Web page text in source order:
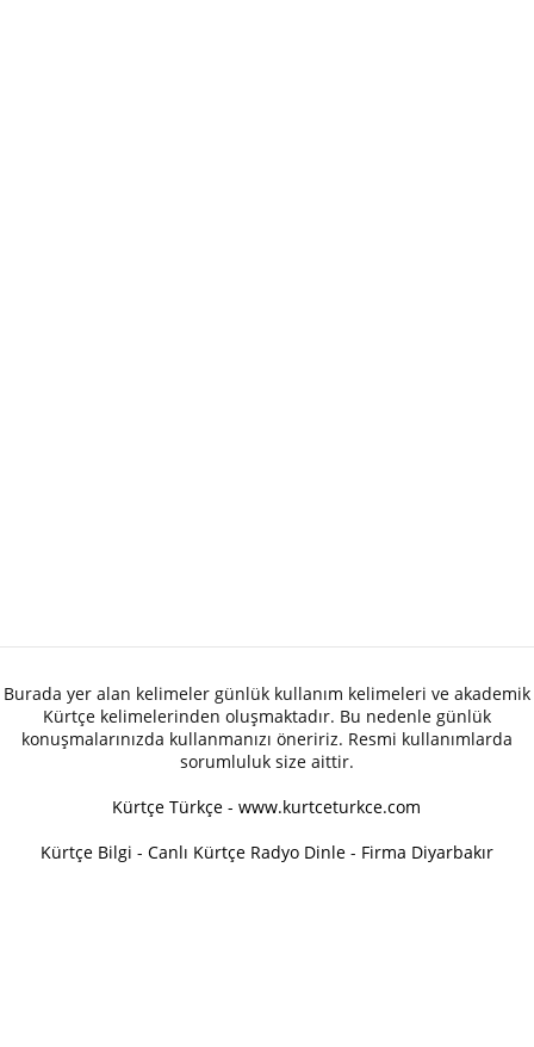
Burada yer alan kelimeler günlük kullanım kelimeleri ve akademik
Kürtçe kelimelerinden oluşmaktadır. Bu nedenle günlük
konuşmalarınızda kullanmanızı öneririz. Resmi kullanımlarda
sorumluluk size aittir.
Kürtçe Türkçe - www.kurtceturkce.com
Kürtçe Bilgi - Canlı Kürtçe Radyo Dinle - Firma Diyarbakır